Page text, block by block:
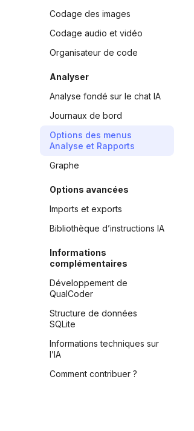
Codage des images
Codage audio et vidéo
Organisateur de code
Analyser
Analyse fondé sur le chat IA
Journaux de bord
Options des menus
Analyse et Rapports
Graphe
Options avancées
Imports et exports
Bibliothèque d’instructions IA
Informations
complémentaires
Développement de
QualCoder
Structure de données
SQLite
Informations techniques sur
l’IA
Comment contribuer ?